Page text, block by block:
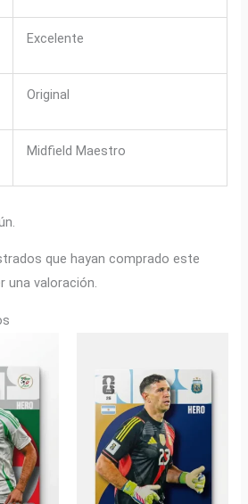
Excelente
Original
Midfield Maestro
que hayan comprado este
una valoración.